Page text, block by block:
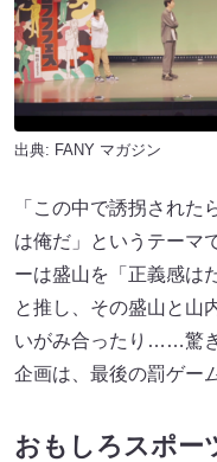
出典: FANY マガジン
「この中で誘拐され
は俺だ」というテーマ
ーは盛山を「正義感は
と推し、その盛山と山
いがみ合ったり……驚
企画は、最後の罰ゲー
おもしろスポー